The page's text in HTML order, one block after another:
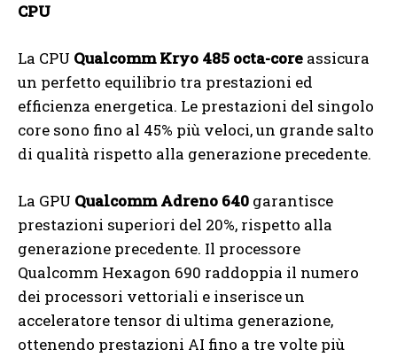
CPU
La CPU Qualcomm Kryo 485 octa-core assicura
un perfetto equilibrio tra prestazioni ed
efficienza energetica. Le prestazioni del singolo
core sono fino al 45% più veloci, un grande salto
di qualità rispetto alla generazione precedente.
La GPU Qualcomm Adreno 640 garantisce
prestazioni superiori del 20%, rispetto alla
generazione precedente. Il processore
Qualcomm Hexagon 690 raddoppia il numero
dei processori vettoriali e inserisce un
acceleratore tensor di ultima generazione,
ottenendo prestazioni AI fino a tre volte più